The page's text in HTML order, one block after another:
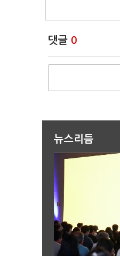
댓글 0
뉴스리듬